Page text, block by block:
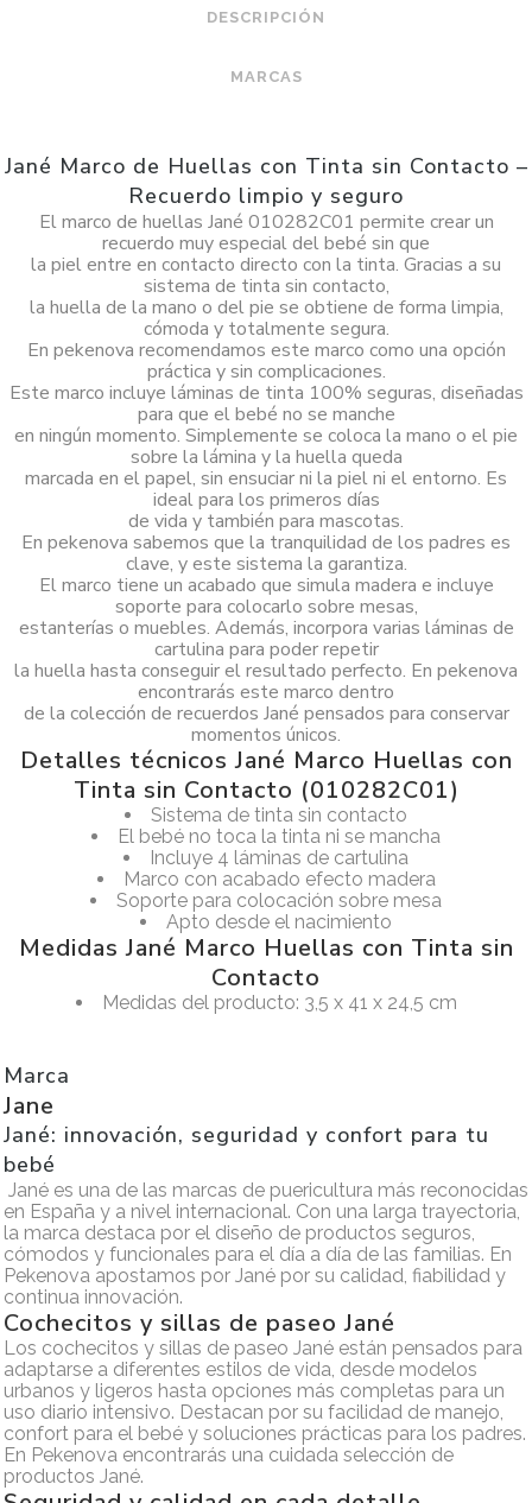
DESCRIPCIÓN
MARCAS
Jané Marco de Huellas con Tinta sin Contacto –
Recuerdo limpio y seguro
El marco de huellas Jané 010282C01 permite crear un
recuerdo muy especial del bebé sin que
la piel entre en contacto directo con la tinta. Gracias a su
sistema de tinta sin contacto,
la huella de la mano o del pie se obtiene de forma limpia,
cómoda y totalmente segura.
En pekenova recomendamos este marco como una opción
práctica y sin complicaciones.
Este marco incluye láminas de tinta 100% seguras, diseñadas
para que el bebé no se manche
en ningún momento. Simplemente se coloca la mano o el pie
sobre la lámina y la huella queda
marcada en el papel, sin ensuciar ni la piel ni el entorno. Es
ideal para los primeros días
de vida y también para mascotas.
En pekenova sabemos que la tranquilidad de los padres es
clave, y este sistema la garantiza.
El marco tiene un acabado que simula madera e incluye
soporte para colocarlo sobre mesas,
estanterías o muebles. Además, incorpora varias láminas de
cartulina para poder repetir
la huella hasta conseguir el resultado perfecto. En pekenova
encontrarás este marco dentro
de la colección de recuerdos Jané pensados para conservar
momentos únicos.
Detalles técnicos Jané Marco Huellas con
Tinta sin Contacto (010282C01)
Sistema de tinta sin contacto
El bebé no toca la tinta ni se mancha
Incluye 4 láminas de cartulina
Marco con acabado efecto madera
Soporte para colocación sobre mesa
Apto desde el nacimiento
Medidas Jané Marco Huellas con Tinta sin
Contacto
Medidas del producto: 3,5 x 41 x 24,5 cm
Marca
Jane
Jané: innovación, seguridad y confort para tu
bebé
Jané es una de las marcas de puericultura más reconocidas
en España y a nivel internacional. Con una larga trayectoria,
la marca destaca por el diseño de productos seguros,
cómodos y funcionales para el día a día de las familias. En
Pekenova apostamos por Jané por su calidad, fiabilidad y
continua innovación.
Cochecitos y sillas de paseo Jané
Los cochecitos y sillas de paseo Jané están pensados para
adaptarse a diferentes estilos de vida, desde modelos
urbanos y ligeros hasta opciones más completas para un
uso diario intensivo. Destacan por su facilidad de manejo,
confort para el bebé y soluciones prácticas para los padres.
En Pekenova encontrarás una cuidada selección de
productos Jané.